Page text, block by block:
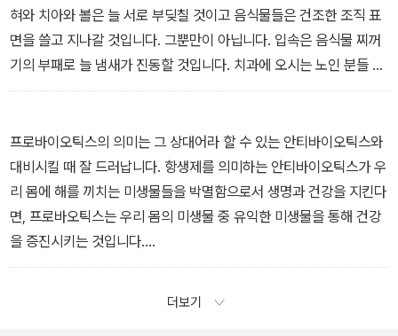
혀와 치아와 볼은 늘 서로 부딪칠 것이고 음식물들은 건조한 조직 표
면을 쓸고 지나갈 것입니다. 그뿐만이 아닙니다. 입속은 음식물 찌꺼
기의 부패로 늘 냄새가 진동할 것입니다. 치과에 오시는 노인 분들 중
침이 안 나와 고통스러워하시는 분들이 많습니다. 그런 분들이 진료
가 들면 침샘도 말라 침이 덜 나오고 그만큼 입속의 위생상태가 나빠
집니다.
- <4. 입속 미생물 관리, 어떻게 할까> 중에서
프로바이오틱스의 의미는 그 상대어라 할 수 있는 안티바이오틱스와
대비시킬 때 잘 드러납니다. 항생제를 의미하는 안티바이오틱스가 우
리 몸에 해를 끼치는 미생물들을 박멸함으로서 생명과 건강을 지킨다
면, 프로바오틱스는 우리 몸의 미생물 중 유익한 미생물을 통해 건강
을 증진시키는 것입니다.
- <7. 프로바이오틱스 - 입속 미생물 관리의 대안 2> 중에서
더보기